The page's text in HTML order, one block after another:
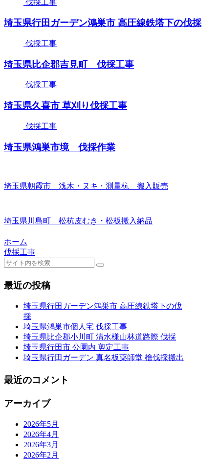
伐採工事
埼玉県行田ガーデン鴻巣市 高圧線鉄塔下の伐採
伐採工事
埼玉県比企郡吉見町 伐採工事
伐採工事
埼玉県久喜市 草刈り伐採工事
伐採工事
埼玉県鴻巣市境 伐採作業
埼玉県朝霞市 浅木・ヌキ・測量杭 搬入販売
埼玉県川島町 松杭皮むき・松板搬入納品
ホーム
伐採工事
最近の投稿
埼玉県行田ガーデン鴻巣市 高圧線鉄塔下の伐
採
埼玉県鴻巣市個人宅 伐採工事
埼玉県比企郡小川町 清水様山林道路際 伐採
埼玉県行田市 公園内 剪定工事
埼玉県行田ガーデン 真名板薬師堂 檜伐採搬出
最近のコメント
アーカイブ
2026年5月
2026年4月
2026年3月
2026年2月